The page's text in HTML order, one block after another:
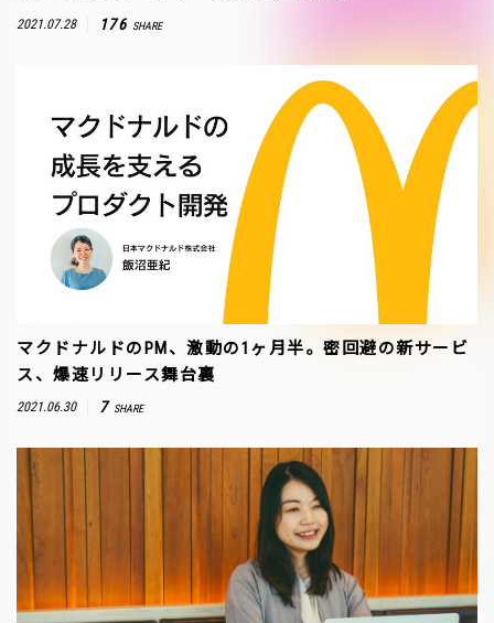
2021.07.28 176 SHARE
マクドナルドのPM、激動の1ヶ月半。密回避の新サービ
ス、爆速リリース舞台裏
2021.06.30 7 SHARE